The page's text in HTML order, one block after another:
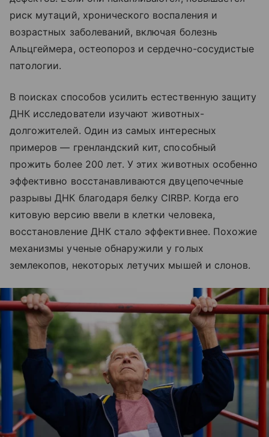
риск мутаций, хронического воспаления и
возрастных заболеваний, включая болезнь
Альцгеймера, остеопороз и сердечно-сосудистые
патологии.
В поисках способов усилить естественную защиту
ДНК исследователи изучают животных-
долгожителей. Один из самых интересных
примеров — гренландский кит, способный
прожить более 200 лет. У этих животных особенно
эффективно восстанавливаются двуцепочечные
разрывы ДНК благодаря белку CIRBP. Когда его
китовую версию ввели в клетки человека,
восстановление ДНК стало эффективнее. Похожие
механизмы ученые обнаружили у голых
землекопов, некоторых летучих мышей и слонов.